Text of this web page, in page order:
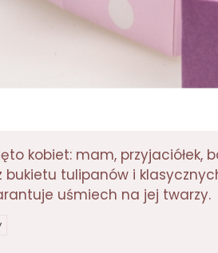
kobiet: mam, przyjaciółek,
tulipanów i
uśmiech na jej twarzy.